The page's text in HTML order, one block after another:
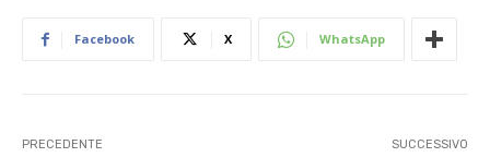
Facebook X WhatsApp
PRECEDENTE SUCCESSIVO